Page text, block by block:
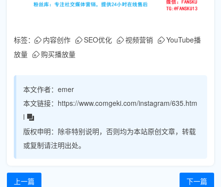
标签： 内容创作 SEO优化 视频营销
YouTube播
放量
购买播放量
本文作者： emer
本文链接： https://www.comgeki.com/instagram/635.htm
l
版权申明： 除非特别说明，否则均为本站原创文章，转载
或复制请注明出处。
上一篇 下一篇